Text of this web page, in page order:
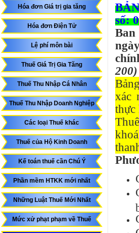
Hóa đơn Giá trị gia tăng
Hóa đơn Điện Tử
Lệ phí môn bài
Thuế Giá Trị Gia Tăng
Thuế Thu Nhập Cá Nhân
Thuế Thu Nhập Doanh Nghiệp
Các loại Thuế khác
Thuế của Hộ Kinh Doanh
Kế toán thuế cần Chú Ý
Phần mềm HTKK mới nhất
Những Luật Thuế Mới Nhất
Mức xử phạt phạm về Thuế
số:
200)
xác
thực